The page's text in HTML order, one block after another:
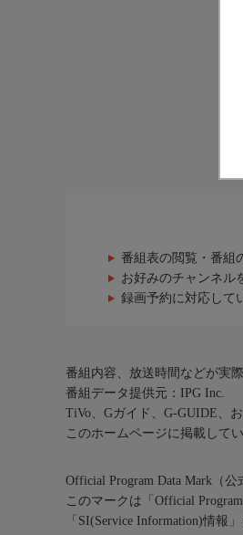
番組表の閲覧・番組
お好みのチャンネル
録画予約に対応して
番組内容、放送時間などが実
番組データ提供元：IPG Inc.
TiVo、Gガイド、G-GUIDE、
このホームページに掲載して
Official Program Data Mark（公
このマークは「Official
「SI(Service Information)情報